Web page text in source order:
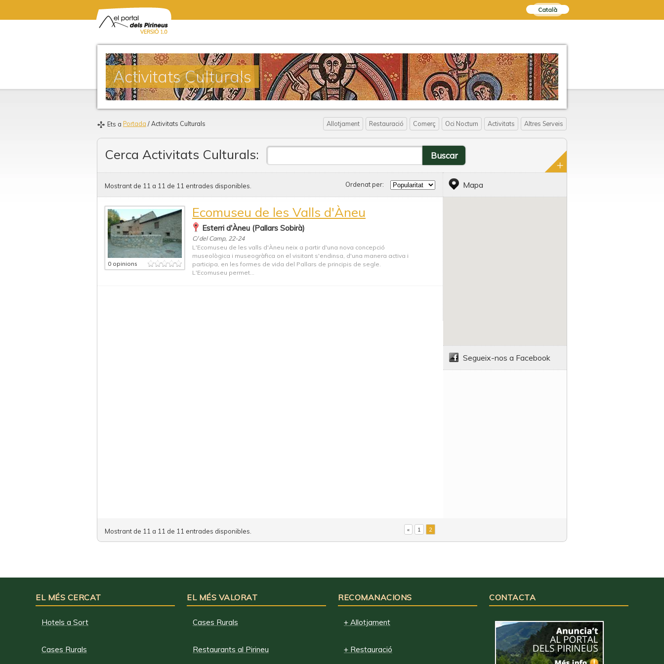
Català
Activitats Culturals
Ets a Portada / Activitats Culturals Allotjament Restauració Comerç Oci Nocturn Activitats Altres Serveis
Cerca Activitats Culturals:
Mostrant de 11 a 11 de 11 entrades disponibles. Ordenat per:
0 opinions
Ecomuseu de les Valls d'Àneu
Esterri d'Àneu (Pallars Sobirà)
C/ del Camp, 22-24
L'Ecomuseu de les valls d'Àneu neix a partir d'una nova concepció
museològica i museogràfica on el visitant s'endinsa, d'una manera activa i
participa, en les formes de vida del Pallars de principis de segle.
L'Ecomuseu permet...
Mapa
Segueix-nos a Facebook
Mostrant de 11 a 11 de 11 entrades disponibles. « 1 2
EL MÉS CERCAT
Hotels a Sort
Cases Rurals
EL MÉS VALORAT
Cases Rurals
Restaurants al Pirineu
RECOMANACIONS
+ Allotjament
+ Restauració
CONTACTA